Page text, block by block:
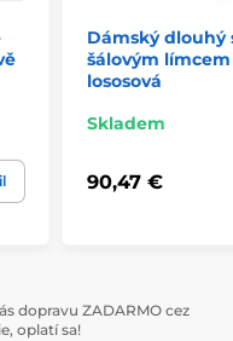
Dámský dlouhý
šálovým límcem
lososová
Skladem
90,47 €
dopravu ZADARMO cez
oplatí sa!